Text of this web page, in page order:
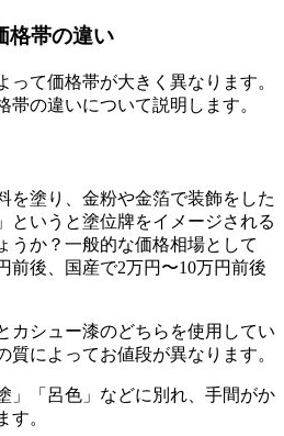
格帯の違い
って価格帯が大きく異なります。
の違いについて説明します。
を塗り、金粉や金箔で装飾をした
というと塗位牌をイメージされる
うか？一般的な価格相場として
前後、国産で2万円〜10万円前後
カシュー漆のどちらを使用してい
質によってお値段が異なります。
」「呂色」などに別れ、手間がか
す。